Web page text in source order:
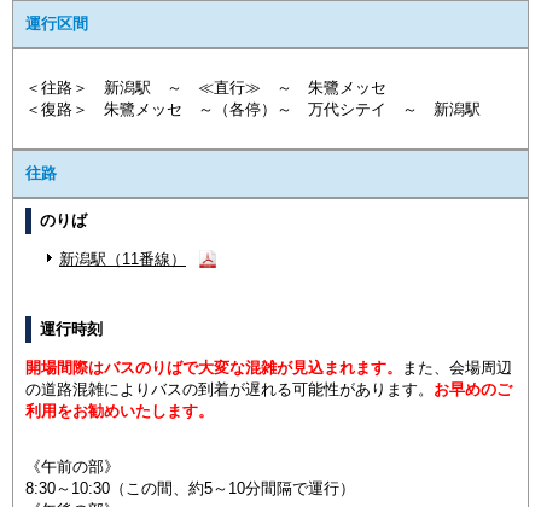
運行区間
＜往路＞ 新潟駅 ～ ≪直行≫ ～ 朱鷺メッセ
＜復路＞ 朱鷺メッセ ～（各停）～ 万代シテイ ～ 新潟駅
往路
のりば
新潟駅（11番線）
運行時刻
開場間際はバスのりばで大変な混雑が見込まれます。
また、会場周辺
の道路混雑によりバスの到着が遅れる可能性があります。 お早めのご
利用をお勧めいたします。
《午前の部》
8:30～10:30（この間、約5～10分間隔で運行）